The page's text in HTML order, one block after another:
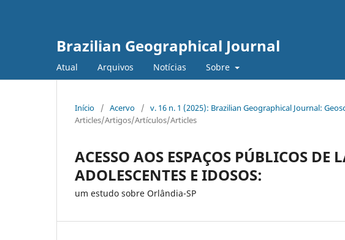
Brazilian Geographical Journal
Atual Arquivos Notícias Sobre
Início / Acervo / v. 16 n. 1 (2025): Brazilian Geographical Journal:
Articles/Artigos/Artículos/Articles
ACESSO AOS ESPAÇOS PÚBLICOS DE
ADOLESCENTES E IDOSOS:
um estudo sobre Orlândia-SP